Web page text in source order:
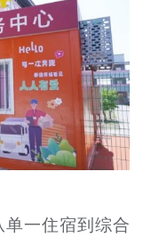
一住宿到综合